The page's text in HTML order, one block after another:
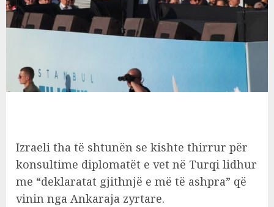
Izraeli tha të shtunën se kishte thirrur për
konsultime diplomatët e vet në Turqi lidhur
me “deklaratat gjithnjë e më të ashpra” që
vinin nga Ankaraja zyrtare.